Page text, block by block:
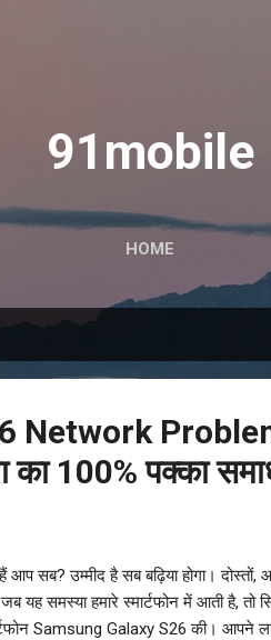
91mobile
HOME
Network
100% पक्का
आप सब? उम्मीद है सब बढ़िया होगा।
यह समस्या हमारे स्मार्टफोन में आती है,
Samsung Galaxy S26 की। आपने